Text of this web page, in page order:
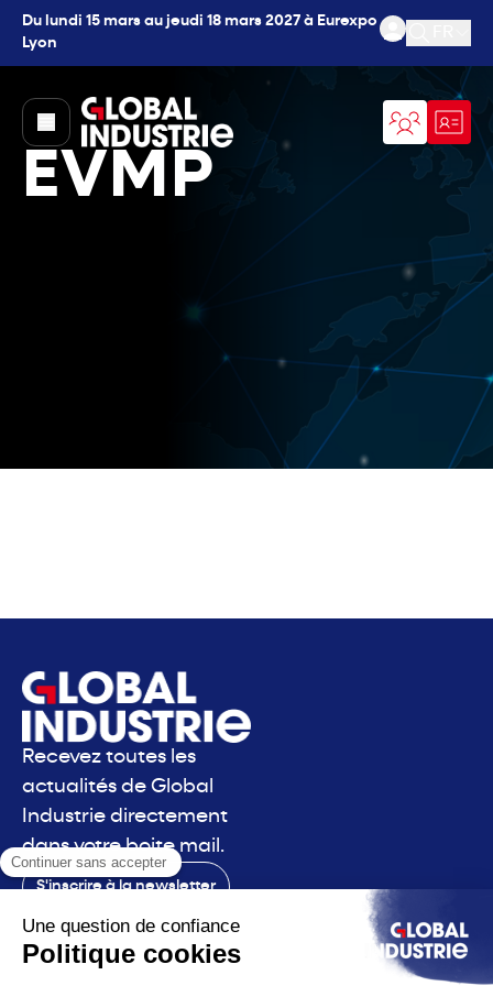
Du lundi 15 mars au jeudi 18 mars 2027 à Eurexpo
Lyon
Ouvrir
page.home
EVMP
Recevez toutes les
actualités de Global
Industrie directement
dans votre boite mail.
S'inscrire à la newsletter